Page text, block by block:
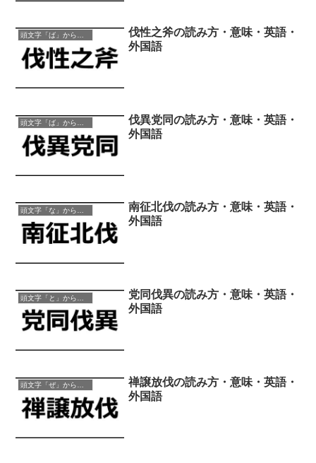
頭文字「ば」から始まる四字熟語
伐性之斧の読み方・意味・英語・
外国語
伐異党同の読み方・意味・英語・
外国語
南征北伐の読み方・意味・英語・
外国語
党同伐異の読み方・意味・英語・
外国語
頭文字「ぜ」から始まる四字熟語
禅譲放伐の読み方・意味・英語・
外国語